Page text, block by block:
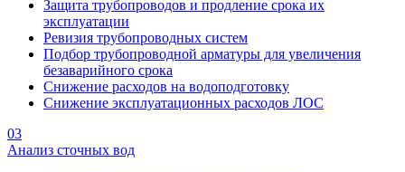
Защита трубопроводов и продление срока их
эксплуатации
Ревизия трубопроводных систем
Подбор трубопроводной арматуры для увеличения
безаварийного срока
Снижение расходов на водоподготовку
Снижение эксплуатационных расходов ЛОС
03
Анализ сточных вод